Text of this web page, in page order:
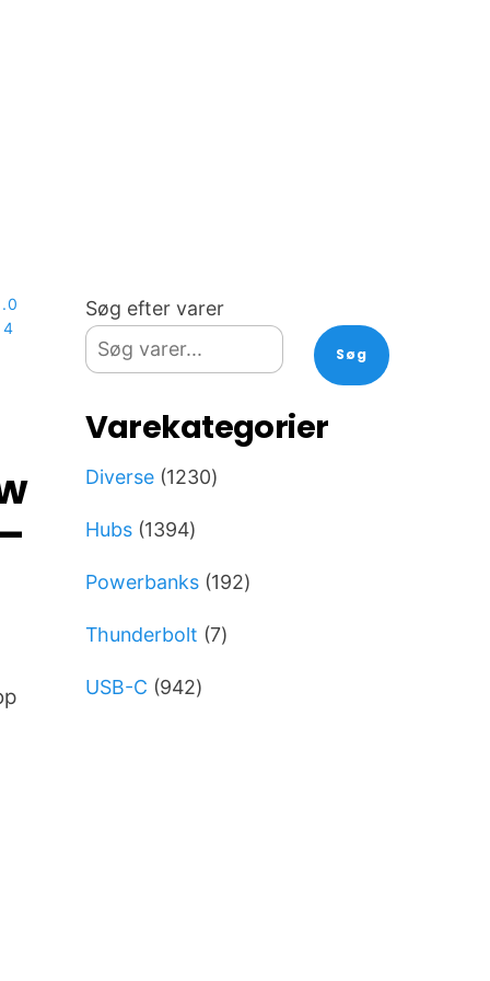
Søg efter varer
Søg
Varekategorier
Diverse 12301230
Hubs 13941394
Powerbanks 192192
Thunderbolt 77
USB-C 942942